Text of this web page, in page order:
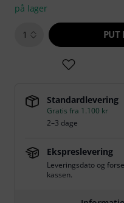
på lager
1 PUT
Standardlevering
Gratis fra 1.100 kr
2–3 dage
Ekspreslevering
Leveringsdato og
kassen.